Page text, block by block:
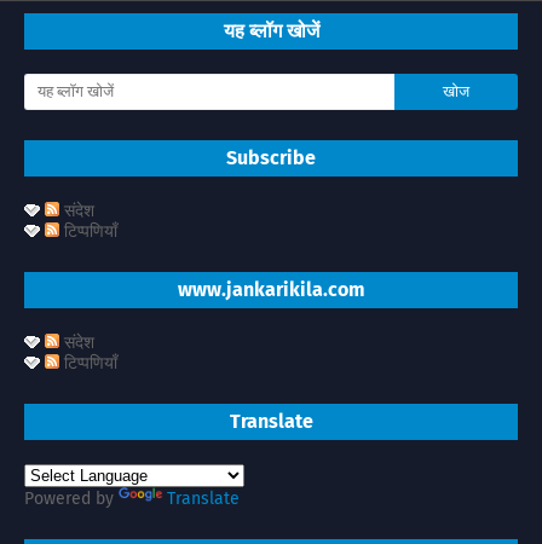
यह ब्लॉग खोजें
Subscribe
संदेश
टिप्पणियाँ
www.jankarikila.com
संदेश
टिप्पणियाँ
Translate
Powered by Translate